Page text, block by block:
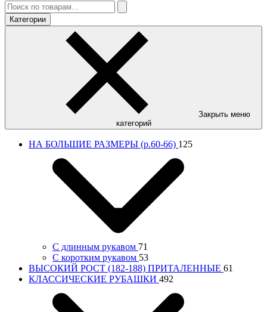
Категории
Закрыть меню
категорий
НА БОЛЬШИЕ РАЗМЕРЫ (р.60-66) 125
С длинным рукавом 71
С коротким рукавом 53
ВЫСОКИЙ РОСТ (182-188) ПРИТАЛЕННЫЕ 61
КЛАССИЧЕСКИЕ РУБАШКИ 492